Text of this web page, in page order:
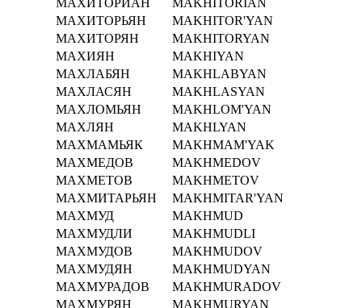
МАХИТОРЬЯН
MAKHITOR'YAN
МАХИТОРЯН
MAKHITORYAN
МАХИЯН
MAKHIYAN
МАХЛАБЯН
MAKHLABYAN
МАХЛАСЯН
MAKHLASYAN
МАХЛОМЬЯН
MAKHLOM'YAN
МАХЛЯН
MAKHLYAN
МАХМАМЬЯК
MAKHMAM'YAK
МАХМЕДОВ
MAKHMEDOV
МАХМЕТОВ
MAKHMETOV
МАХМИТАРЬЯН
MAKHMITAR'YAN
МАХМУД
MAKHMUD
МАХМУДЛИ
MAKHMUDLI
МАХМУДОВ
MAKHMUDOV
МАХМУДЯН
MAKHMUDYAN
МАХМУРАДОВ
MAKHMURADOV
МАХМУРЯН
MAKHMURYAN